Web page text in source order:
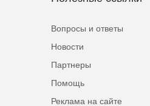
Вопросы и ответы
Новости
Партнеры
Помощь
Реклама на сайте